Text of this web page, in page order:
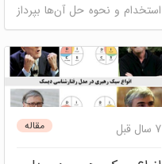
استخدام و نحوه حل آن‌ها بپرداز
...
دیسک مصاحبه و استخدام
منابع انسانی
پنل ارزیابی
مقاله 7 سال قبل